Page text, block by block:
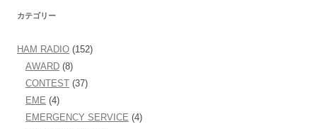
カテゴリー
HAM RADIO (152)
AWARD (8)
CONTEST (37)
EME (4)
EMERGENCY SERVICE (4)